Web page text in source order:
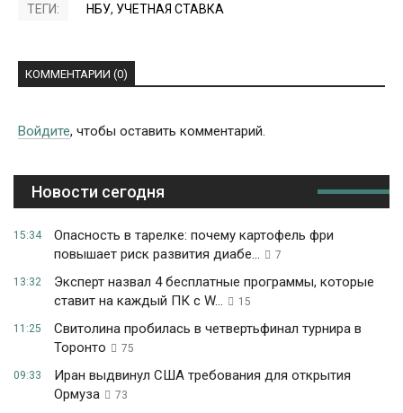
ТЕГИ: НБУ, УЧЕТНАЯ СТАВКА
КОММЕНТАРИИ (0)
Войдите, чтобы оставить комментарий.
Новости сегодня
15:34
Опасность в тарелке: почему картофель фри
повышает риск развития диабе...
7
13:32
Эксперт назвал 4 бесплатные программы, которые
ставит на каждый ПК с W...
15
11:25
Свитолина пробилась в четвертьфинал турнира в
Торонто
75
09:33
Иран выдвинул США требования для открытия
Ормуза
73